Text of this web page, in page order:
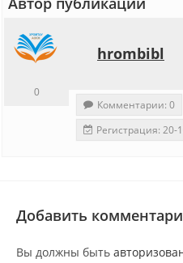
hrombibl
0
Комментарии: 0
Регистрация: 20-
Добавить
Вы должны быть